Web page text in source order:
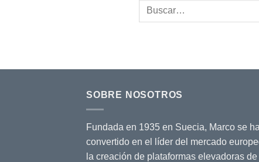
SOBRE NOSOTROS
Fundada en 1935 en Suecia, Marco se ha
convertido en el líder del mercado
la creación de plataformas elevadoras de